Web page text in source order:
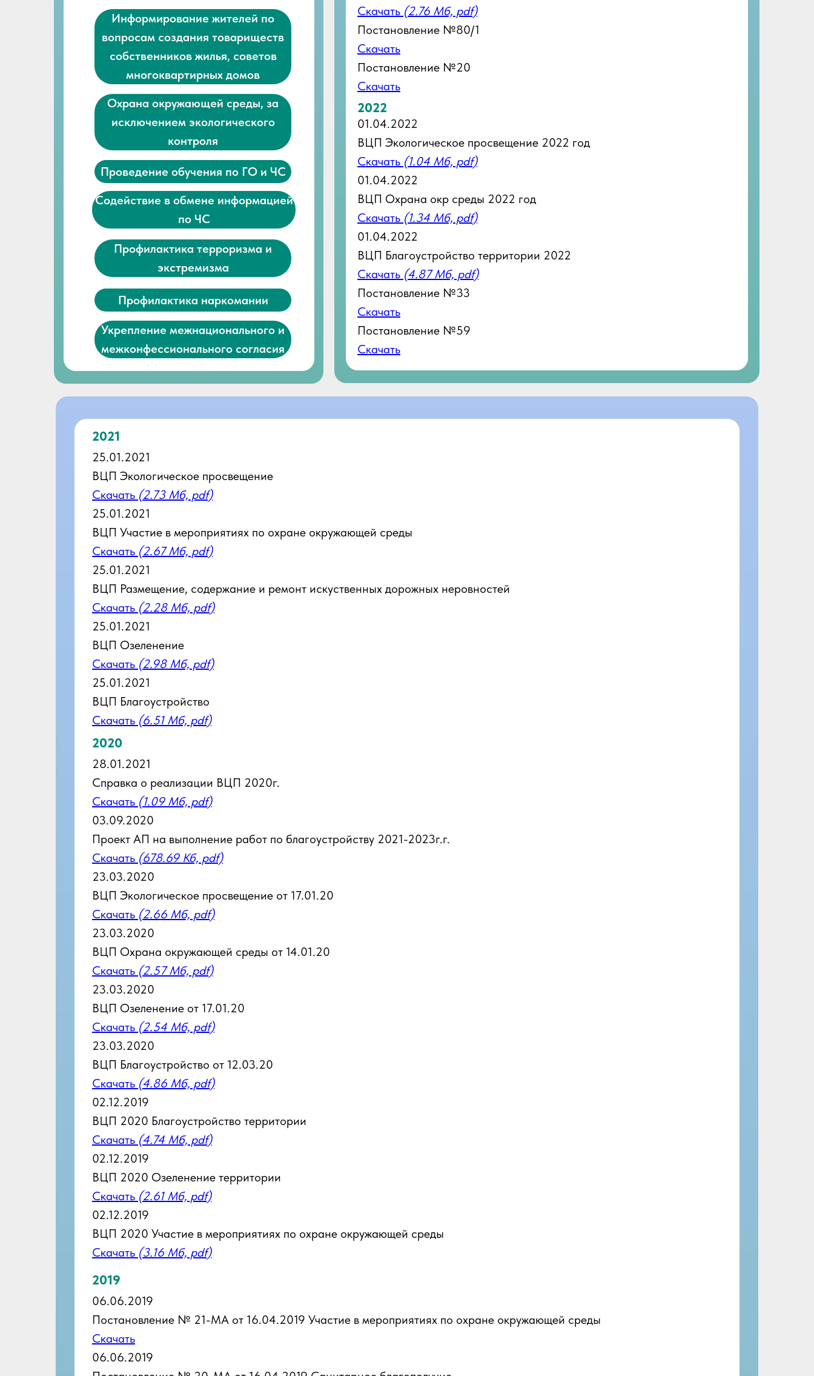
06.06.2019
Постановление № 21-МА от 16.04.2019 Участие в мероприятиях по охране окружающей среды
Скачать
06.06.2019
2019
2020
28.01.2021
Справка о реализации ВЦП 2020г.
Скачать (1.09 Мб, pdf)
03.09.2020
Проект АП на выполнение работ по благоустройству 2021-2023г.г.
Скачать (678.69 Кб, pdf)
23.03.2020
ВЦП Экологическое просвещение от 17.01.20
Скачать (2.66 Мб, pdf)
23.03.2020
ВЦП Охрана окружающей среды от 14.01.20
Скачать (2.57 Мб, pdf)
23.03.2020
ВЦП Озеленение от 17.01.20
Скачать (2.54 Мб, pdf)
23.03.2020
ВЦП Благоустройство от 12.03.20
Скачать (4.86 Мб, pdf)
02.12.2019
ВЦП 2020 Благоустройство территории
Скачать (4.74 Мб, pdf)
02.12.2019
ВЦП 2020 Озеленение территории
Скачать (2.61 Мб, pdf)
02.12.2019
ВЦП 2020 Участие в мероприятиях по охране окружающей среды
Скачать (3.16 Мб, pdf)
25.01.2021
ВЦП Экологическое просвещение
Скачать (2.73 Мб, pdf)
25.01.2021
ВЦП Участие в мероприятиях по охране окружающей среды
Скачать (2.67 Мб, pdf)
25.01.2021
ВЦП Размещение, содержание и ремонт искуственных дорожных неровностей
Скачать (2.28 Мб, pdf)
25.01.2021
ВЦП Озеленение
Скачать (2.98 Мб, pdf)
25.01.2021
ВЦП Благоустройство
Скачать (6.51 Мб, pdf)
2021
2022
01.04.2022
ВЦП Экологическое просвещение 2022 год
Скачать (1.04 Мб, pdf)
01.04.2022
ВЦП Охрана окр среды 2022 год
Скачать (1.34 Мб, pdf)
01.04.2022
ВЦП Благоустройство территории 2022
Скачать (4.87 Мб, pdf)
Постановление №33
Скачать
Постановление №59
Скачать
Скачать (2.76 Мб, pdf)
Постановление №80/1
Скачать
Постановление №20
Скачать
Укрепление межнационального и
межконфессионального согласия
Профилактика наркомании
Профилактика терроризма и
экстремизма
Проведение обучения по ГО и ЧС
Охрана окружающей среды, за
исключением экологического
контроля
Информирование жителей по
вопросам создания товариществ
собственников жилья, советов
многоквартирных домов
Содействие в обмене информацией
по ЧС